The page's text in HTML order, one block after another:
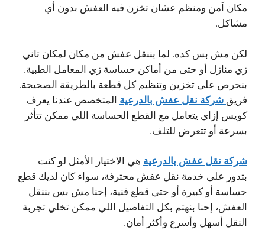
مكان آمن ومنظم عشان تخزن فيه العفش بدون أي
مشاكل.
لكن مش بس كده. لما بننقل عفش من مكان لمكان تاني
زي منازل أو حتى من أماكن حساسة زي المعامل الطبية.
بنحرص على تخزين وتنظيم كل قطعة بالطريقة الصحيحة.
فريق شركة نقل عفش بالدرعية المتخصص عندنا يعرف
كويس إزاي يتعامل مع القطع الحساسة اللي ممكن تتأثر
بسرعة أو تتعرض للتلف.
شركة نقل عفش بالدرعية هي الاختيار الأمثل لو كنت
بتدور على خدمة نقل عفش محترفة، سواء كان لديك قطع
حساسة أو كبيرة أو حتى قطع فنية، إحنا مش بس بننقل
العفش، إحنا بنهتم بكل التفاصيل اللي ممكن تخلي تجربة
النقل أسهل وأسرع وأكثر أمان.